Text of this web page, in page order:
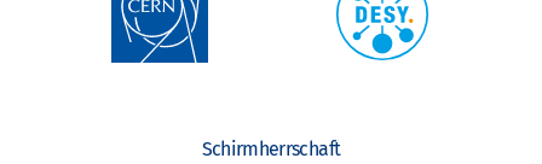
Schirmherrschaft